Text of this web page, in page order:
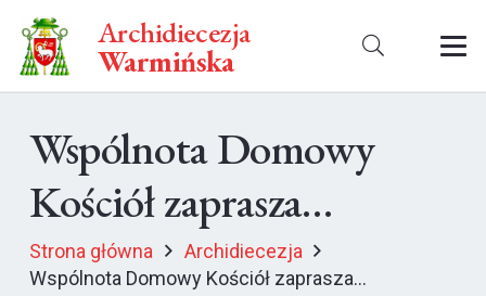
Archidiecezja
Warmińska
Wspólnota Domowy
Kościół zaprasza…
Strona główna
Archidiecezja
Wspólnota Domowy Kościół zaprasza…